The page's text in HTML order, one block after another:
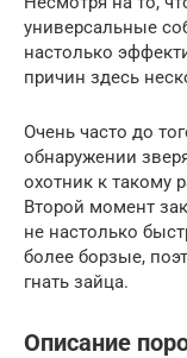
универсальные
настолько
причин здесь
Очень часто до
обнаружении
охотник к такому
Второй момент
не настолько
более борзые,
гнать зайца.
Описание